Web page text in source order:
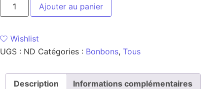
Ajouter au panier
Wishlist
UGS : ND Catégories : Bonbons, Tous
Description Informations complémentaires